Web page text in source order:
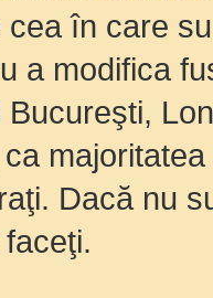
în care
a modifica
Dacă nu